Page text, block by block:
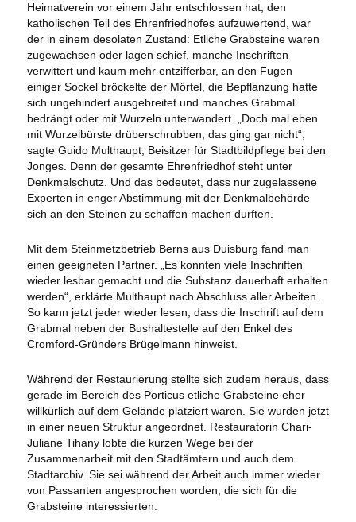
Heimatverein vor einem Jahr entschlossen hat, den
katholischen Teil des Ehrenfriedhofes aufzuwertend, war
der in einem desolaten Zustand: Etliche Grabsteine waren
zugewachsen oder lagen schief, manche Inschriften
verwittert und kaum mehr entzifferbar, an den Fugen
einiger Sockel bröckelte der Mörtel, die Bepflanzung hatte
sich ungehindert ausgebreitet und manches Grabmal
bedrängt oder mit Wurzeln unterwandert. „Doch mal eben
mit Wurzelbürste drüberschrubben, das ging gar nicht“,
sagte Guido Multhaupt, Beisitzer für Stadtbildpflege bei den
Jonges. Denn der gesamte Ehrenfriedhof steht unter
Denkmalschutz. Und das bedeutet, dass nur zugelassene
Experten in enger Abstimmung mit der Denkmalbehörde
sich an den Steinen zu schaffen machen durften.
Mit dem Steinmetzbetrieb Berns aus Duisburg fand man
einen geeigneten Partner. „Es konnten viele Inschriften
wieder lesbar gemacht und die Substanz dauerhaft erhalten
werden“, erklärte Multhaupt nach Abschluss aller Arbeiten.
So kann jetzt jeder wieder lesen, dass die Inschrift auf dem
Grabmal neben der Bushaltestelle auf den Enkel des
Cromford-Gründers Brügelmann hinweist.
Während der Restaurierung stellte sich zudem heraus, dass
gerade im Bereich des Porticus etliche Grabsteine eher
willkürlich auf dem Gelände platziert waren. Sie wurden jetzt
in einer neuen Struktur angeordnet. Restauratorin Chari-
Juliane Tihany lobte die kurzen Wege bei der
Zusammenarbeit mit den Stadtämtern und auch dem
Stadtarchiv. Sie sei während der Arbeit auch immer wieder
von Passanten angesprochen worden, die sich für die
Grabsteine interessierten.